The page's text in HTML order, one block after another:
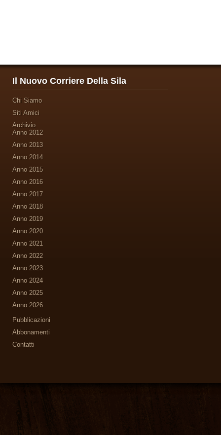
Il Nuovo Corriere Della Sila
Chi Siamo
Siti Amici
Archivio
Anno 2012
Anno 2013
Anno 2014
Anno 2015
Anno 2016
Anno 2017
Anno 2018
Anno 2019
Anno 2020
Anno 2021
Anno 2022
Anno 2023
Anno 2024
Anno 2025
Anno 2026
Pubblicazioni
Abbonamenti
Contatti